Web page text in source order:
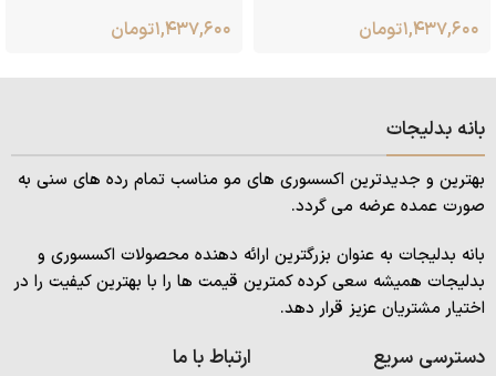
۱,۴۳۷,۶۰۰تومان
۱,۴۳۷,۶۰۰تومان
بانه بدلیجات
بهترین و جدیدترین اکسسوری های مو مناسب تمام رده های سنی به
صورت عمده عرضه می گردد.
بانه بدلیجات به عنوان بزرگترین ارائه دهنده محصولات اکسسوری و
بدلیجات همیشه سعی کرده کمترین قیمت ها را با بهترین کیفیت را در
اختیار مشتریان عزیز قرار دهد.
دسترسی سریع ارتباط با ما